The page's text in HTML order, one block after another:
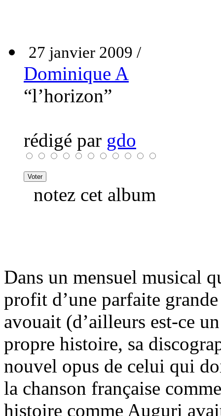
27 janvier 2009 /
Dominique A
“l’horizon”
rédigé par gdo
notez cet album
Dans un mensuel musical
profit d’une parfaite
avouait (d’ailleurs est-ce
propre histoire, sa
nouvel opus de celui qui
la chanson française
histoire comme Auguri